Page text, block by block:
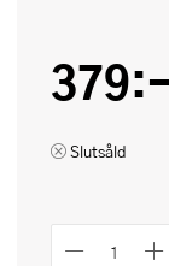
Slutsåld